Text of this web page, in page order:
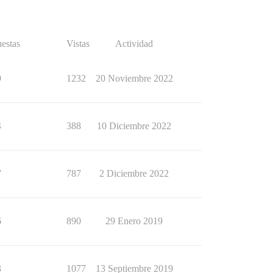
Vistas Actividad
1232 20 Noviembre 2022
388 10 Diciembre 2022
787 2 Diciembre 2022
890 29 Enero 2019
1077 13 Septiembre 2019